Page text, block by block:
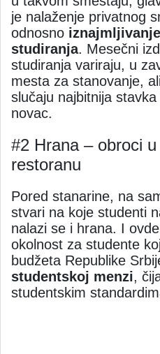
je nalaženje privatnog
odnosno
studiranja. Mesečni
studiranja variraju, u
mesta za stanovanje,
slučaju najbitnija
novac.
#2 Hrana – obroci
restoranu
Pored stanarine, na
stvari na koje studenti
nalazi se i hrana. I
okolnost za studente
budžeta Republike
studentskoj menzi,
studentskim